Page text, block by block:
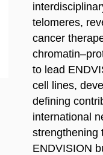
telomeres,
cancer
to lead
cell lines,
defining
international
strengthening
ENDVISION